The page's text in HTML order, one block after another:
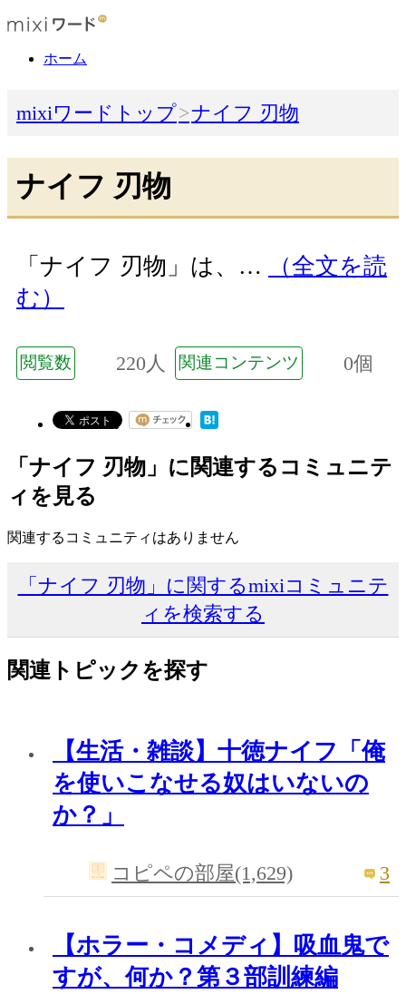
ホーム
mixiワードトップ ナイフ 刃物
ナイフ 刃物
「ナイフ 刃物」は、…
（全文を読
む）
閲覧数 220人 関連コンテンツ 0個
「ナイフ 刃物」に関連するコミュニテ
ィを見る
関連するコミュニティはありません
「ナイフ 刃物」に関するmixiコミュニテ
ィを検索する
関連トピックを探す
【生活・雑談】十徳ナイフ「俺
を使いこなせる奴はいないの
か？」
コピペの部屋(1,629) 3
【ホラー・コメディ】吸血鬼で
すが、何か？第３部訓練編